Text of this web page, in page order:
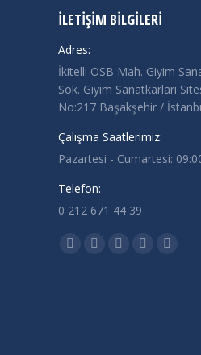
İLETIŞIM BILGILERI
Adres:
İkitelli OSB Mah. Giyim
Sok. Giyim Sanatkarları
No:217 Başakşehir /
Çalışma Saatlerimiz:
Pazartesi - Cumartesi:
Telefon:
0 212 671 44 39
Find us on: